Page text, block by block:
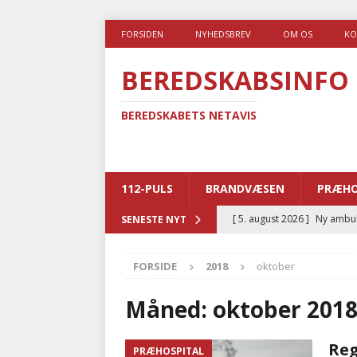
FORSIDEN NYHEDSBREV OM OS
BEREDSKABSINFO
BEREDSKABETS NETAVIS
112-PULS BRANDVÆSEN
SENESTE NYT [ 5. august 2026 ] Ny
BRANDVÆSEN
[ 4. august 2026 ] Ny
[ 3. august 2026 ]
FORSIDE 2018 oktober
Måned: oktober 2018
PRÆHOSPITAL